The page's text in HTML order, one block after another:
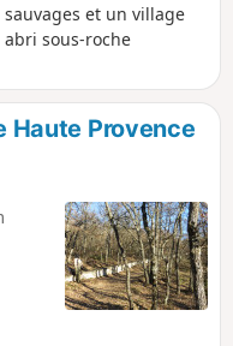
et un village
sous-roche
Haute Provence